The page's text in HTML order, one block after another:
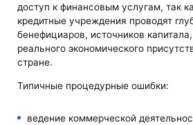
доступ к финансовым услугам, так
кредитные учреждения проводят
бенефициаров, источников капитала,
реального экономического
стране.
Типичные процедурные ошибки:
ведение коммерческой